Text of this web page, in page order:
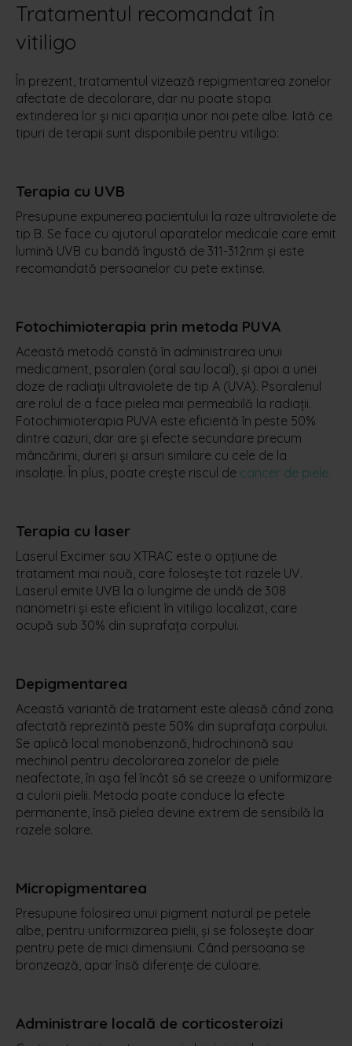
Tratamentul recomandat în
vitiligo
În prezent, tratamentul vizează repigmentarea zonelor
afectate de decolorare, dar nu poate stopa
extinderea lor și nici apariția unor noi pete albe. Iată ce
tipuri de terapii sunt disponibile pentru vitiligo:
Terapia cu UVB
Presupune expunerea pacientului la raze ultraviolete de
tip B. Se face cu ajutorul aparatelor medicale care emit
lumină UVB cu bandă îngustă de 311-312nm și este
recomandată persoanelor cu pete extinse.
Fotochimioterapia prin metoda PUVA
Această metodă constă în administrarea unui
medicament, psoralen (oral sau local), şi apoi a unei
doze de radiaţii ultraviolete de tip A (UVA). Psoralenul
are rolul de a face pielea mai permeabilă la radiaţii.
Fotochimioterapia PUVA este eficientă în peste 50%
dintre cazuri, dar are şi efecte secundare precum
mâncărimi, dureri şi arsuri similare cu cele de la
insolaţie. În plus, poate creşte riscul de cancer de piele.
Terapia cu laser
Laserul Excimer sau XTRAC este o opțiune de
tratament mai nouă, care folosește tot razele UV.
Laserul emite UVB la o lungime de undă de 308
nanometri și este eficient în vitiligo localizat, care
ocupă sub 30% din suprafaţa corpului.
Depigmentarea
Această variantă de tratament este aleasă când zona
afectată reprezintă peste 50% din suprafața corpului.
Se aplică local monobenzonă, hidrochinonă sau
mechinol pentru decolorarea zonelor de piele
neafectate, în așa fel încât să se creeze o uniformizare
a culorii pielii. Metoda poate conduce la efecte
permanente, însă pielea devine extrem de sensibilă la
razele solare.
Micropigmentarea
Presupune folosirea unui pigment natural pe petele
albe, pentru uniformizarea pielii, și se folosește doar
pentru pete de mici dimensiuni. Când persoana se
bronzează, apar însă diferențe de culoare.
Administrare locală de corticosteroizi